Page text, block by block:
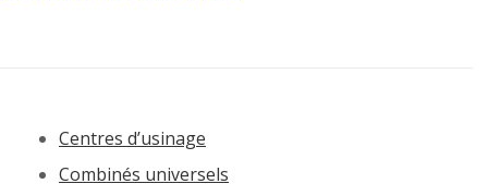
Centres d’usinage
Combinés universels